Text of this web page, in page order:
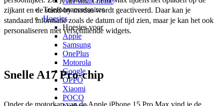
Telefoonaccessoires
Hoesjes
Hoesjes voor
Apple
Samsung
OnePlus
Motorola
Google
OPPO
Xiaomi
POCO
zijkant en de stand-by modus wordt geactiveerd. Daar kan je
standaard informatie zoals de datum of tijd zien, maar je kan het ook
personaliseren met verschillende widgets.
Snelle A17 Pro-chip